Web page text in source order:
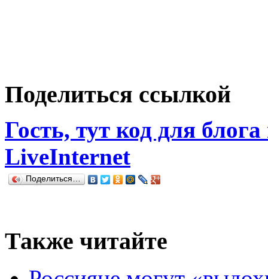
Поделиться ссылкой
Гость, тут код для
LiveInternet
Поделиться…
Также читайте